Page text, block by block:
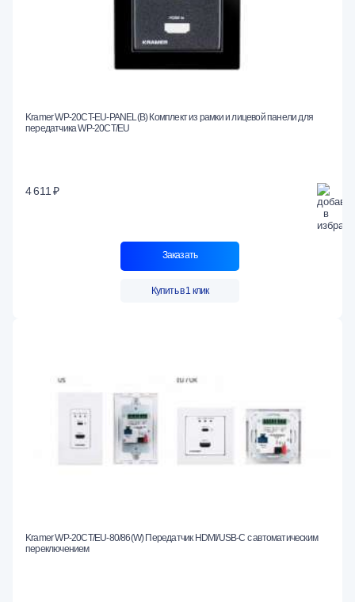
Kramer WP-20CT-EU-PANEL(B) Комплект из рамки и лицевой панели для
передатчика WP-20CT/EU
4 611 ₽
Заказать
Купить в 1 клик
Kramer WP-20CT/EU-80/86(W) Передатчик HDMI/USB-C с автоматическим
переключением